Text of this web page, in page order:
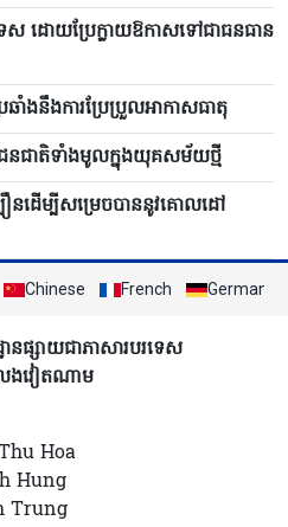
រទេស ដោយប្រែក្លាយឱកាសទៅជាធនធាន
ឆាំងនឹងការប្រែប្រួលអាកាសធាតុ
ជនជាតិទាំងមូលក្នុងយុគសម័យថ្មី
ឿនដើម្បីសម្រេចបាននូវគោលដៅ
Chinese French German
នផ្សាយជាភាសារបរទេស
ងវៀតណាម
Hoa
Hung
Trung